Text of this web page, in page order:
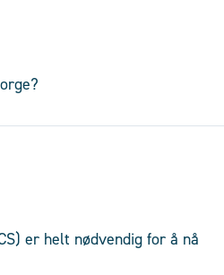
er helt nødvendig for å nå